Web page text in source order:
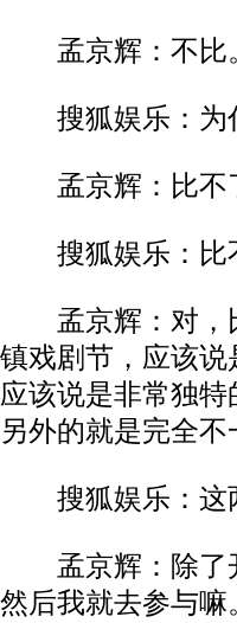
孟京辉：不比
搜狐娱乐：为
孟京辉：比不了
搜狐娱乐：比
孟京辉：对，比
镇戏剧节，应该
应该说是非常独
另外的就是完全不
搜狐娱乐：这
孟京辉：除了开
然后我就去参与